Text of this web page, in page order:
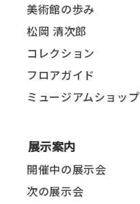
美術館の歩み
松岡 清次郎
コレクション
フロアガイド
ミュージアムショップ
展示案内
開催中の展示会
次の展示会